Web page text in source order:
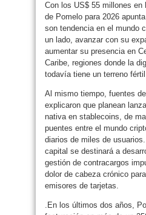
Con los US$ 55 millones en
de Pomelo para 2026
son tendencia en el mundo
un lado, avanzar con su
aumentar su presencia en
Caribe, regiones donde la
todavía tiene un terreno
Al mismo tiempo, fuentes
explicaron que planean
nativa en stablecoins, de
puentes entre el mundo
diarios de miles de
capital se destinará a
gestión de contracargos
dolor de cabeza crónico
emisores de tarjetas.
.En los últimos dos años,